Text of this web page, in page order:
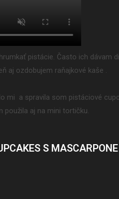
pistácie. Často ich dávam
aj ozdobujem raňajkové kaše .
mi a spravila som pistáciové
použila aj na mini tortičku.
S